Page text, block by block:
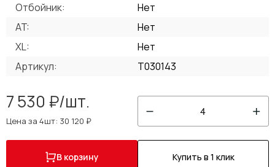
7 530 ₽/шт.
Цена за 4шт: 30 120 ₽
4
В корзину Купить в 1 клик
Отбойник:
Нет
AT:
Нет
XL:
Нет
Артикул:
T030143